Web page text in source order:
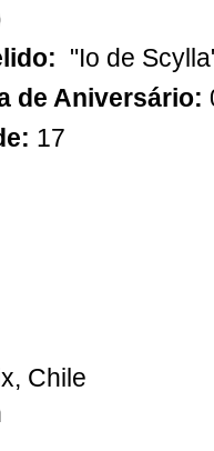
"Io de
de Aniversário:
17
Chile